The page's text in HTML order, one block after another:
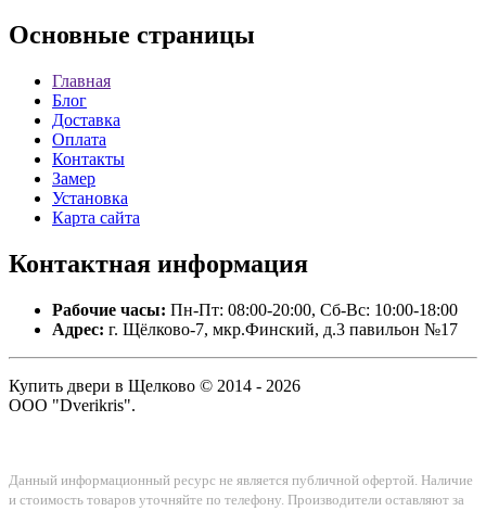
Основные страницы
Главная
Блог
Доставка
Оплата
Контакты
Замер
Установка
Карта сайта
Контактная информация
Рабочие часы: Пн-Пт: 08:00-20:00, Сб-Вс: 10:00-18:00
Адрес: г. Щёлково-7, мкр.Финский, д.3 павильон №17
Купить двери в Щелково © 2014 - 2026
ООО "Dverikris".
Данный информационный ресурс не является публичной офертой. Наличие
и стоимость товаров уточняйте по телефону. Производители оставляют за